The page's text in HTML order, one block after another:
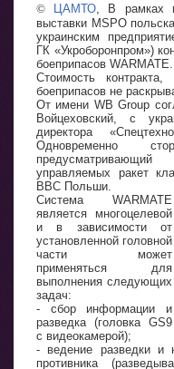
© ЦАМТО, В рамках
выставки MSPO
украинским
ГК «Укроборонпром»)
боеприпасов WARMATE.
Стоимость
боеприпасов не
От имени WB Group
Войцеховский, с
директора
Одновременно
управляемых ракет
ВВС Польши.
Система WARMATE
является многоцелевой
и в зависимости от
установленной головной
части может
применяться для
выполнения следующих
задач:
- сбор информации и
разведка (головка GS9
с видеокамерой);
- ведение разведки и
противника